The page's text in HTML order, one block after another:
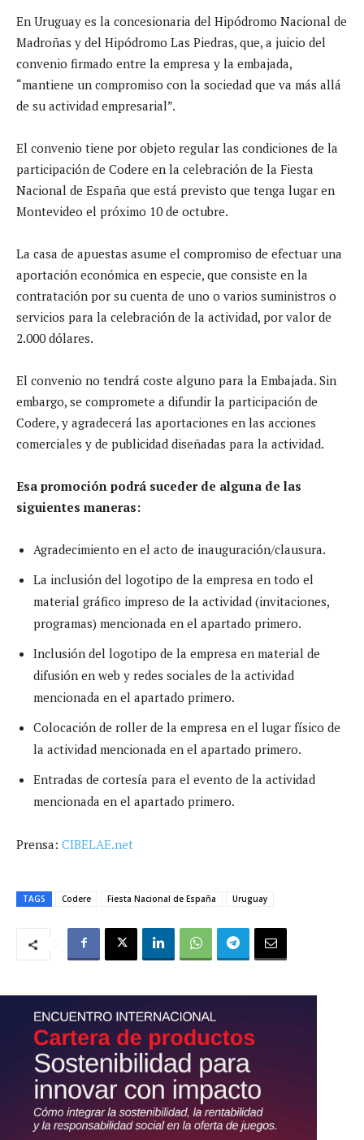
En Uruguay es la concesionaria del Hipódromo Nacional de
Madroñas y del Hipódromo Las Piedras, que, a juicio del
convenio firmado entre la empresa y la embajada,
“mantiene un compromiso con la sociedad que va más allá
de su actividad empresarial”.
El convenio tiene por objeto regular las condiciones de la
participación de Codere en la celebración de la Fiesta
Nacional de España que está previsto que tenga lugar en
Montevideo el próximo 10 de octubre.
La casa de apuestas asume el compromiso de efectuar una
aportación económica en especie, que consiste en la
contratación por su cuenta de uno o varios suministros o
servicios para la celebración de la actividad, por valor de
2.000 dólares.
El convenio no tendrá coste alguno para la Embajada. Sin
embargo, se compromete a difundir la participación de
Codere, y agradecerá las aportaciones en las acciones
comerciales y de publicidad diseñadas para la actividad.
Esa promoción podrá suceder de alguna de las
siguientes maneras:
Agradecimiento en el acto de inauguración/clausura.
La inclusión del logotipo de la empresa en todo el
material gráfico impreso de la actividad (invitaciones,
programas) mencionada en el apartado primero.
Inclusión del logotipo de la empresa en material de
difusión en web y redes sociales de la actividad
mencionada en el apartado primero.
Colocación de roller de la empresa en el lugar físico de
la actividad mencionada en el apartado primero.
Entradas de cortesía para el evento de la actividad
mencionada en el apartado primero.
Prensa: CIBELAE.net
TAGS Codere Fiesta Nacional de España Uruguay